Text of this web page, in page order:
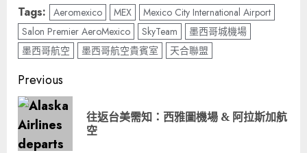
Tags: Aeromexico MEX
Mexico City International Airport
Salon Premier AeroMexico
SkyTeam
墨西哥城機場
墨西哥航空
墨西哥航空貴賓室 天合聯盟
Post
navigation
Previous
往返台美需知：西雅圖機場 & 阿拉斯加航
空